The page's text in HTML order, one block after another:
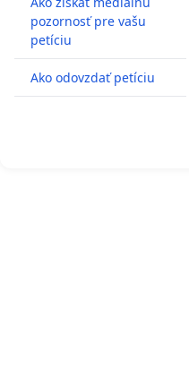
pozornosť pre vašu
petíciu
Ako odovzdať petíciu